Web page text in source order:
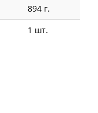
894 г.
1 шт.